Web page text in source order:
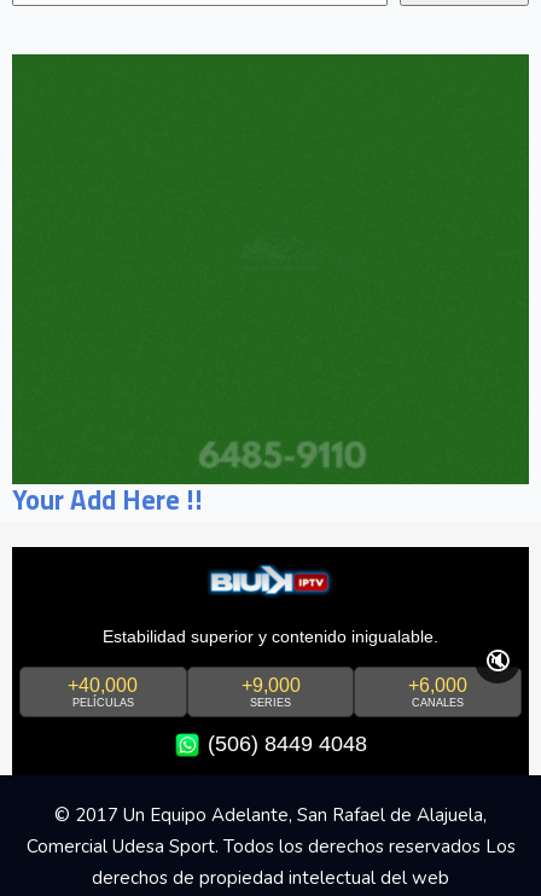
Your Add Here !!
Estabilidad superior y contenido inigualable.
+40,000
PELÍCULAS
+9,000
SERIES
+6,000
CANALES
(506) 8449 4048
🔇
© 2017 Un Equipo Adelante, San Rafael de Alajuela,
Comercial Udesa Sport. Todos los derechos reservados Los
derechos de propiedad intelectual del web